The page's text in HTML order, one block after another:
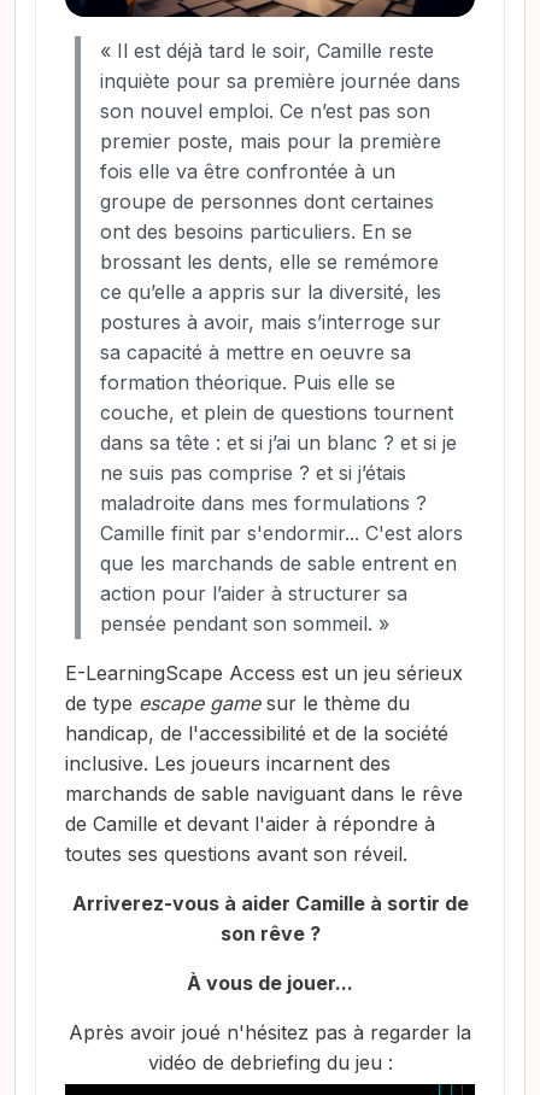
« Il est déjà tard le soir, Camille reste
inquiète pour sa première journée dans
son nouvel emploi. Ce n’est pas son
premier poste, mais pour la première
fois elle va être confrontée à un
groupe de personnes dont certaines
ont des besoins particuliers. En se
brossant les dents, elle se remémore
ce qu’elle a appris sur la diversité, les
postures à avoir, mais s’interroge sur
sa capacité à mettre en oeuvre sa
formation théorique. Puis elle se
couche, et plein de questions tournent
dans sa tête : et si j’ai un blanc ? et si je
ne suis pas comprise ? et si j’étais
maladroite dans mes formulations ?
Camille finit par s'endormir... C'est alors
que les marchands de sable entrent en
action pour l’aider à structurer sa
pensée pendant son sommeil. »
E-LearningScape Access est un jeu sérieux
de type escape gamesur le thème du
handicap, de l'accessibilité et de la société
inclusive. Les joueurs incarnent des
marchands de sable naviguant dans le rêve
de Camille et devant l'aider à répondre à
toutes ses questions avant son réveil.
Arriverez-vous à aider Camille à sortir de
son rêve ?
À vous de jouer...
Après avoir joué n'hésitez pas à regarder la
vidéo de debriefing du jeu :